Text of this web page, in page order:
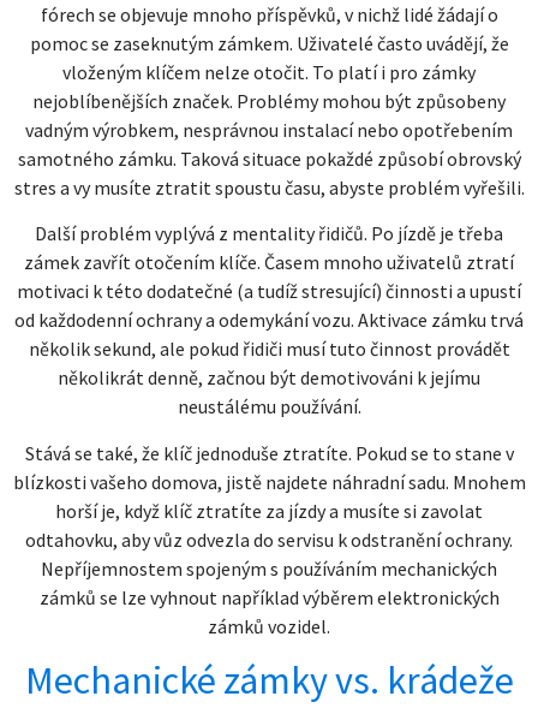
fórech se objevuje mnoho příspěvků, v nichž lidé žádají o
pomoc se zaseknutým zámkem. Uživatelé často uvádějí, že
vloženým klíčem nelze otočit. To platí i pro zámky
nejoblíbenějších značek. Problémy mohou být způsobeny
vadným výrobkem, nesprávnou instalací nebo opotřebením
samotného zámku. Taková situace pokaždé způsobí obrovský
stres a vy musíte ztratit spoustu času, abyste problém vyřešili.
Další problém vyplývá z mentality řidičů. Po jízdě je třeba
zámek zavřít otočením klíče. Časem mnoho uživatelů ztratí
motivaci k této dodatečné (a tudíž stresující) činnosti a upustí
od každodenní ochrany a odemykání vozu. Aktivace zámku trvá
několik sekund, ale pokud řidiči musí tuto činnost provádět
několikrát denně, začnou být demotivováni k jejímu
neustálému používání.
Stává se také, že klíč jednoduše ztratíte. Pokud se to stane v
blízkosti vašeho domova, jistě najdete náhradní sadu. Mnohem
horší je, když klíč ztratíte za jízdy a musíte si zavolat
odtahovku, aby vůz odvezla do servisu k odstranění ochrany.
Nepříjemnostem spojeným s používáním mechanických
zámků se lze vyhnout například výběrem elektronických
zámků vozidel.
Mechanické zámky vs. krádeže